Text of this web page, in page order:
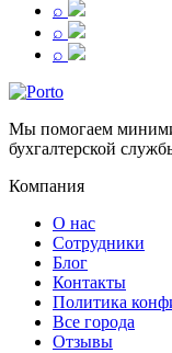
⌕
⌕
⌕
Мы помогаем
бухгалтерской
Компания
О нас
Сотрудники
Блог
Контакты
Политика
Все города
Отзывы